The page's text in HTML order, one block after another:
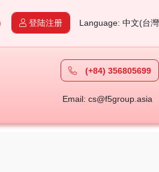
登陆注册 Language: 中文(台
(+84) 356805699
Email: cs@f5group.asia